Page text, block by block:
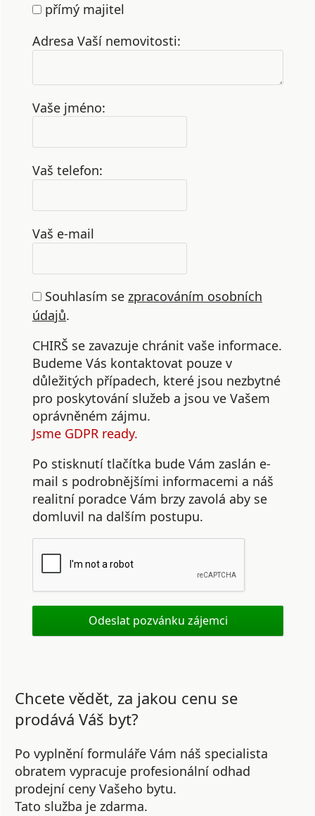
přímý majitel
Adresa Vaší nemovitosti:
Vaše jméno:
Vaš telefon:
Vaš e-mail
Souhlasím se zpracováním osobních
údajů.
CHIRŠ se zavazuje chránit vaše informace.
Budeme Vás kontaktovat pouze v
důležitých případech, které jsou nezbytné
pro poskytování služeb a jsou ve Vašem
oprávněném zájmu.
Jsme GDPR ready.
Po stisknutí tlačítka bude Vám zaslán e-
mail s podrobnějšími informacemi a náš
realitní poradce Vám brzy zavolá aby se
domluvil na dalším postupu.
Chcete vědět, za jakou cenu se
prodává Váš byt?
Po vyplnění formuláře Vám náš specialista
obratem vypracuje profesionální odhad
prodejní ceny Vašeho bytu.
Tato služba je zdarma.